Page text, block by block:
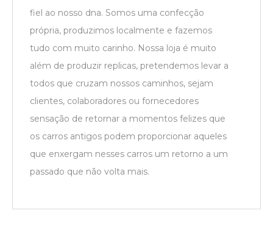
fiel ao nosso dna. Somos uma confecção
própria, produzimos localmente e fazemos
tudo com muito carinho. Nossa loja é muito
além de produzir replicas, pretendemos levar a
todos que cruzam nossos caminhos, sejam
clientes, colaboradores ou fornecedores
sensação de retornar a momentos felizes que
os carros antigos podem proporcionar aqueles
que enxergam nesses carros um retorno a um
passado que não volta mais.